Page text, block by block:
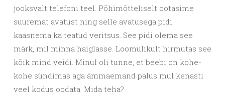
jooksvalt telefoni teel. Põhimõtteliselt ootasime
suuremat avatust ning selle avatusega pidi
kaasnema ka teatud veritsus. See pidi olema see
märk, mil minna haiglasse. Loomulikult hirmutas see
kõik mind veidi. Minul oli tunne, et beebi on kohe-
kohe sündimas aga ämmaemand palus mul kenasti
veel kodus oodata. Mida teha?